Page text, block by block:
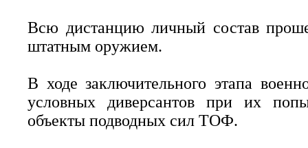
Всю дистанцию личный состав
штатным оружием.
В ходе заключительного этапа
условных диверсантов при их
объекты подводных сил ТОФ.